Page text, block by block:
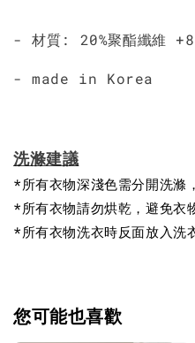
- 材質: 20%聚酯纖維
- made in Korea
洗滌建議
*所有衣物深淺色需分開洗滌
*所有衣物請勿烘乾，避免衣
*所有衣物洗衣時反面放入洗
您可能也喜歡